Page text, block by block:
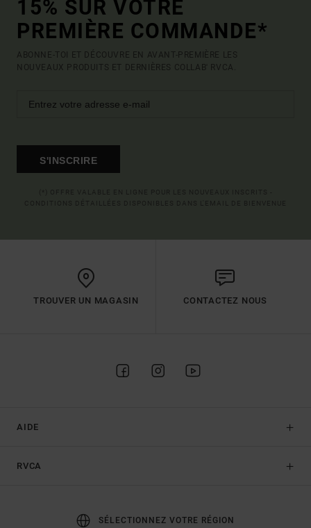
15% SUR VOTRE
PREMIÈRE COMMANDE*
ABONNE-TOI ET DÉCOUVRE EN AVANT-PREMIÈRE LES
NOUVEAUX PRODUITS ET DERNIÈRES COLLAB' RVCA.
S'INSCRIRE
TROUVER UN MAGASIN CONTACTEZ NOUS
AIDE
RVCA
SÉLECTIONNEZ VOTRE RÉGION